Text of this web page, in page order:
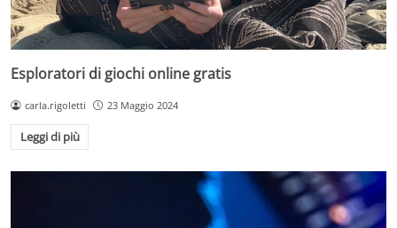
Esploratori di giochi online gratis
carla.rigoletti 23 Maggio 2024
Leggi di più